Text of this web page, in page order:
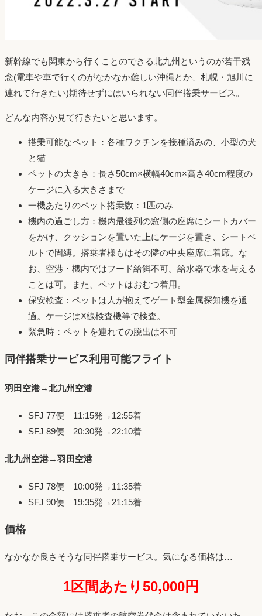
新幹線でも関東から行くことのできる北九州というのが若干残
念(電車や車で行くのがなかなか難しい沖縄とか、札幌・旭川に
連れて行きたい)期待せずにはいられない同伴搭乗サービス。
どんな内容か見て行きたいと思います。
搭乗可能なペット：各種ワクチンを接種済みの、小型の犬
と猫
ペットの大きさ：長さ50cm×横幅40cm×高さ40cm程度の
ケージに入る大きさまで
一機あたりのペット搭乗数：1匹のみ
機内の過ごし方：機内最後列の窓側の座席にシートカバー
をかけ、クッションを置いた上にケージを置き、シートベ
ルトで固縛。搭乗者様もはその隣の中央座席に着席。な
お、空港・機内ではフード給餌不可。給水器で水を与える
ことは可。また、ペットはおむつ着用。
保安検査：ペットは人が抱えてゲート型金属探知機を通
過。ケージはX線検査機等で検査。
緊急時：ペットを連れての脱出は不可
同伴搭乗サービス利用可能フライト
羽田空港→北九州空港
SFJ 77便 11:15発→12:55着
SFJ 89便 20:30発→22:10着
北九州空港→羽田空港
SFJ 78便 10:00発→11:35着
SFJ 90便 19:35発→21:15着
価格
なかなか良さそうな同伴搭乗サービス。気になる価格は…
1区間あたり50,000円